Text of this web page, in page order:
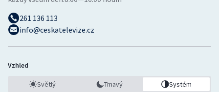
261 136 113
info@ceskatelevize.cz
Vzhled
Světlý Tmavý Systém